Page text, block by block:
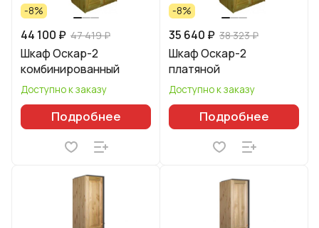
-8%
44 100 ₽ 47 419 ₽
Шкаф Оскар-2
комбинированный
Доступно к заказу
Подробнее
-8%
35 640 ₽ 38 323 ₽
Шкаф Оскар-2
платяной
Доступно к заказу
Подробнее